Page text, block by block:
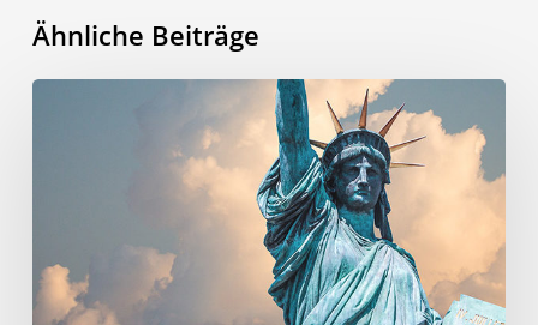
Ähnliche Beiträge
in
den